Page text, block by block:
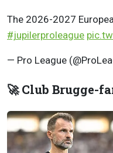
The 2026-2027
#jupilerproleague
— Pro League
🚀 Club Brugge-